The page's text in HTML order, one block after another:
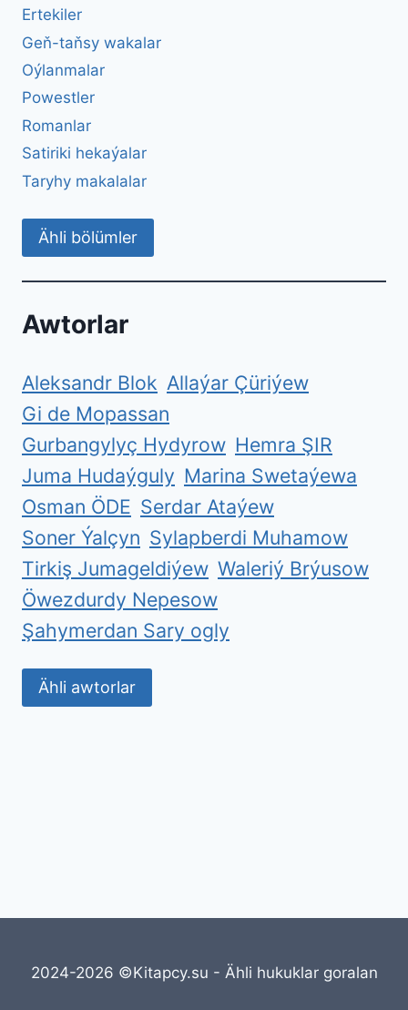
Ertekiler
Geň-taňsy wakalar
Oýlanmalar
Powestler
Romanlar
Satiriki hekaýalar
Taryhy makalalar
Ähli bölümler
Awtorlar
Aleksandr Blok Allaýar Çüriýew
Gi de Mopassan
Gurbangylyç Hydyrow Hemra ŞIR
Juma Hudaýguly Marina Swetaýewa
Osman ÖDE Serdar Ataýew
Soner Ýalçyn Sylapberdi Muhamow
Tirkiş Jumageldiýew Waleriý Brýusow
Öwezdurdy Nepesow
Şahymerdan Sary ogly
Ähli awtorlar
2024-2026 ©Kitapcy.su - Ähli hukuklar goralan